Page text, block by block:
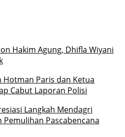
Hakim Agung, Dhifla Wiyani
Hotman Paris dan Ketua
Cabut Laporan Polisi
Langkah Mendagri
Pemulihan Pascabencana